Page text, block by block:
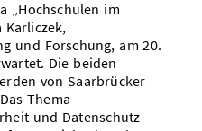
„Hochschulen im
Karliczek,
und Forschung, am 20.
Die beiden
von Saarbrücker
Thema
und Datenschutz